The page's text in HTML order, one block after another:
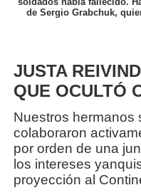
de Sergio Grabchuk,
JUSTA
QUE OCULTÓ
Nuestros hermanos
colaboraron
por orden de una
los intereses
proyección al